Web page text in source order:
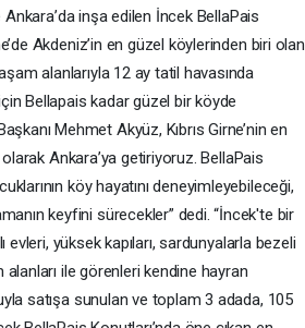
inşa edilen İncek BellaPais
Akdeniz’in en güzel köylerinden biri olan
alanlarıyla 12 ay tatil havasında
Bellapais kadar güzel bir köyde
Mehmet Akyüz, Kıbrıs Girne’nin en
Ankara’ya getiriyoruz. BellaPais
köy hayatını deneyimleyebileceği,
keyfini sürecekler” dedi. “İncek'te bir
yüksek kapıları, sardunyalarla bezeli
ile görenleri kendine hayran
satışa sunulan ve toplam 3 adada, 105